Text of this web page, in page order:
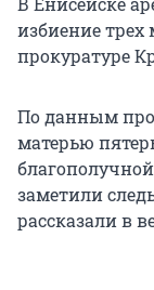
избиение
прокуратуре
По данным
матерью
заметили
рассказали в